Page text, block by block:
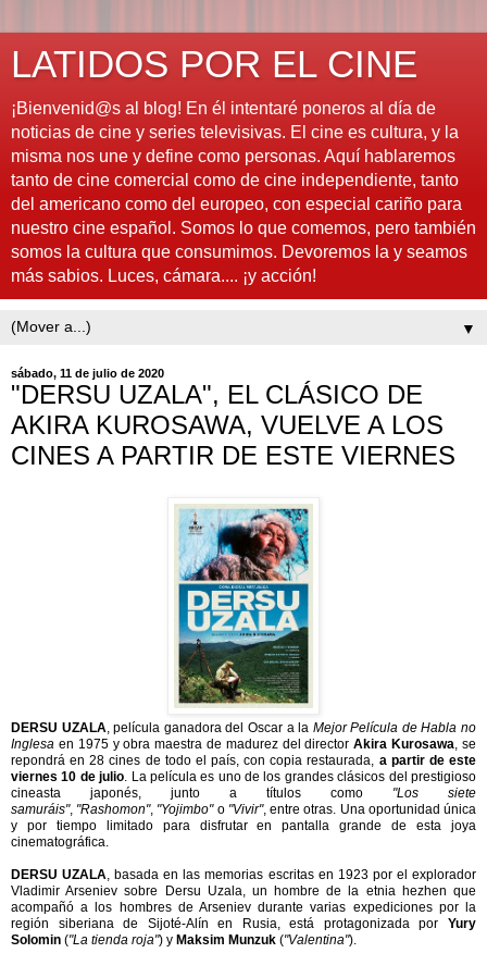
LATIDOS POR EL CINE
¡Bienvenid@s al blog! En él intentaré poneros al día de
noticias de cine y series televisivas. El cine es cultura, y la
misma nos une y define como personas. Aquí hablaremos
tanto de cine comercial como de cine independiente, tanto
del americano como del europeo, con especial cariño para
nuestro cine español. Somos lo que comemos, pero también
somos la cultura que consumimos. Devoremos la y seamos
más sabios. Luces, cámara.... ¡y acción!
▼
sábado, 11 de julio de 2020
"DERSU UZALA", EL CLÁSICO DE
AKIRA KUROSAWA, VUELVE A LOS
CINES A PARTIR DE ESTE VIERNES
DERSU UZALA , película ganadora del Oscar a la Mejor Película de Habla no
Inglesa en 1975 y obra maestra de madurez del directorAkira Kurosawa , se
repondrá en 28 cines de todo el país, con copia restaurada, a partir de este
viernes 10 de julio . La película es uno de los grandes clásicos del prestigioso
cineasta japonés, junto a títulos como "Los siete
samuráis", "Rashomon", "Yojimbo"o "Vivir", entre otras. Una oportunidad única
y por tiempo limitado para disfrutar en pantalla grande de esta joya
cinematográfica.
DERSU UZALA , basada en las memorias escritas en 1923 por el explorador
Vladimir Arseniev sobre Dersu Uzala, un hombre de la etnia hezhen que
acompañó a los hombres de Arseniev durante varias expediciones por la
región siberiana de Sijoté-Alín en Rusia, está protagonizada por Yury
Solomin ("La tienda roja") y Maksim Munzuk ("Valentina").